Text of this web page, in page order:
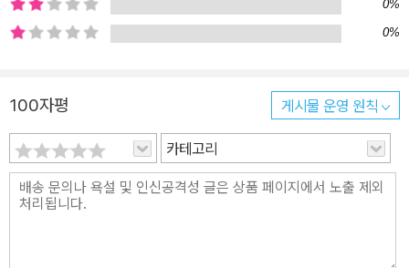
생이라는 긴 여정을 달리는 모든 사람들에게 정직한 희망을 전하고자
하는 작가의 진심이 전해지는 아름다운 작품이다. 꿈. 빨라지는 것. 그
을 거치며 성장해가는 주인공의 모습을 세심한 필치로 생생하게 그려
낸 <한순간 바람이 되어라>는 육상경기 중 가장 흥미진진한 종목인
400미터 계주를 소재로 자신이 품은 꿈을 이루기 위해 땀을 흘리며
노력하는 주인공의 젊은 날의 한순간을 기록하고 있는 성장소설이다.
1권에서는 축구선수의 꿈이 좌절된 주인공 신지가 육상부에 가입하
0%
0%
100자평 게시물 운영 원칙
카테고리